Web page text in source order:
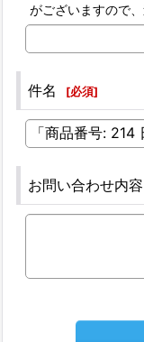
がございますので
件名 [必須]
お問い合わせ内容